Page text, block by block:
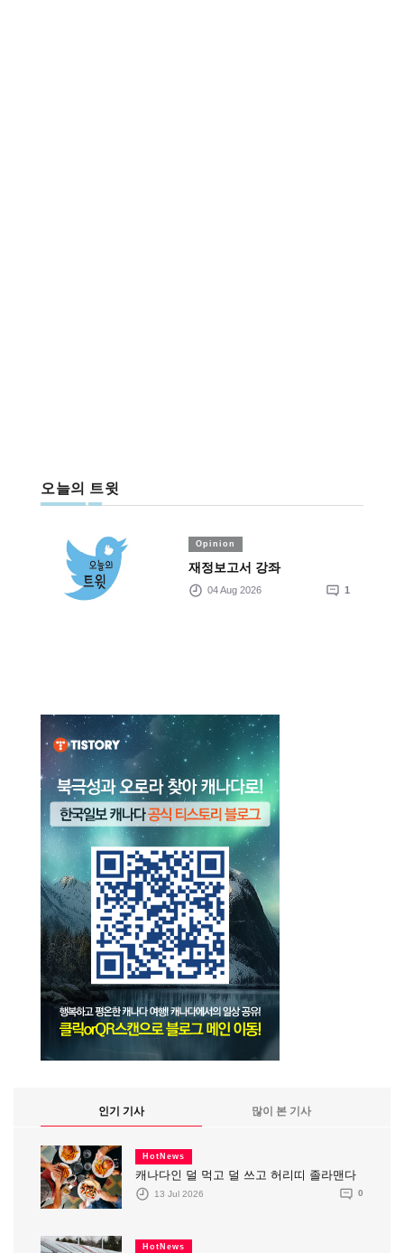
오늘의 트윗
Opinion
재정보고서 강좌
04 Aug 2026 1
인기 기사 많이 본 기사
HotNews
캐나다인 덜 먹고 덜 쓰고 허리띠 졸라맨다
13 Jul 2026 0
HotNews